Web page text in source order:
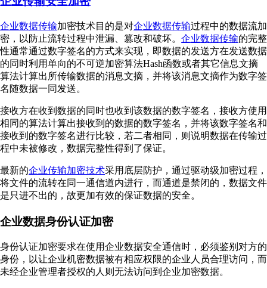
企业数据传输加密技术目的是对企业数据传输过程中的数据流加
密，以防止流转过程中泄漏、篡改和破坏。 企业数据传输的完整
性通常通过数字签名的方式来实现，即数据的发送方在发送数据
的同时利用单向的不可逆加密算法Hash函数或者其它信息文摘
算法计算出所传输数据的消息文摘，并将该消息文摘作为数字签
名随数据一同发送。
接收方在收到数据的同时也收到该数据的数字签名，接收方使用
相同的算法计算出接收到的数据的数字签名，并将该数字签名和
接收到的数字签名进行比较，若二者相同，则说明数据在传输过
程中未被修改，数据完整性得到了保证。
最新的企业传输加密技术采用底层防护，通过驱动级加密过程，
将文件的流转在同一通信道内进行，而通道是禁闭的，数据文件
是只进不出的，故更加有效的保证数据的安全。
企业数据身份认证加密
身份认证加密要求在使用企业数据安全通信时，必须鉴别对方的
身份，以让企业机密数据被有相应权限的企业人员合理访问，而
未经企业管理者授权的人则无法访问到企业加密数据。